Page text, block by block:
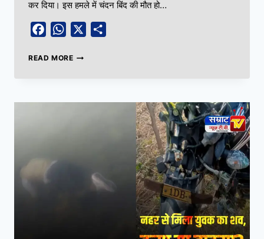
कर दिया। इस हमले में चंदन बिंद की मौत हो…
FacebookWhatsApp
READ MORE